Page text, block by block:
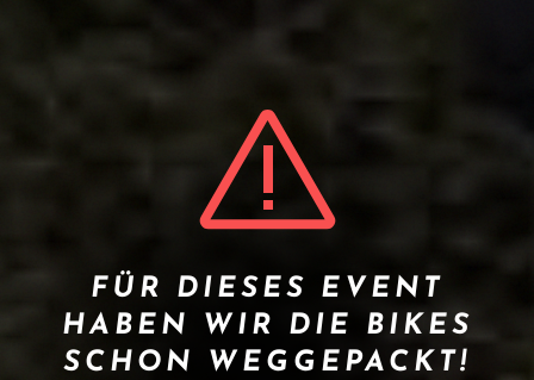
FÜR DIESES EVENT
HABEN WIR DIE BIKES
SCHON WEGGEPACKT!